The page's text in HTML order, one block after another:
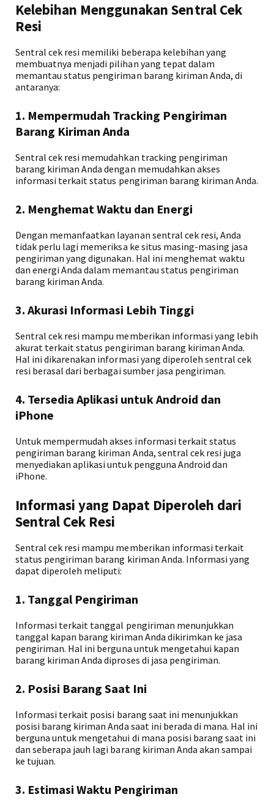
Kelebihan Menggunakan Sentral Cek
Resi
Sentral cek resi memiliki beberapa kelebihan yang
membuatnya menjadi pilihan yang tepat dalam
memantau status pengiriman barang kiriman Anda, di
antaranya:
1. Mempermudah Tracking Pengiriman
Barang Kiriman Anda
Sentral cek resi memudahkan tracking pengiriman
barang kiriman Anda dengan memudahkan akses
informasi terkait status pengiriman barang kiriman Anda.
2. Menghemat Waktu dan Energi
Dengan memanfaatkan layanan sentral cek resi, Anda
tidak perlu lagi memeriksa ke situs masing-masing jasa
pengiriman yang digunakan. Hal ini menghemat waktu
dan energi Anda dalam memantau status pengiriman
barang kiriman Anda.
3. Akurasi Informasi Lebih Tinggi
Sentral cek resi mampu memberikan informasi yang lebih
akurat terkait status pengiriman barang kiriman Anda.
Hal ini dikarenakan informasi yang diperoleh sentral cek
resi berasal dari berbagai sumber jasa pengiriman.
4. Tersedia Aplikasi untuk Android dan
iPhone
Untuk mempermudah akses informasi terkait status
pengiriman barang kiriman Anda, sentral cek resi juga
menyediakan aplikasi untuk pengguna Android dan
iPhone.
Informasi yang Dapat Diperoleh dari
Sentral Cek Resi
Sentral cek resi mampu memberikan informasi terkait
status pengiriman barang kiriman Anda. Informasi yang
dapat diperoleh meliputi:
1. Tanggal Pengiriman
Informasi terkait tanggal pengiriman menunjukkan
tanggal kapan barang kiriman Anda dikirimkan ke jasa
pengiriman. Hal ini berguna untuk mengetahui kapan
barang kiriman Anda diproses di jasa pengiriman.
2. Posisi Barang Saat Ini
Informasi terkait posisi barang saat ini menunjukkan
posisi barang kiriman Anda saat ini berada di mana. Hal ini
berguna untuk mengetahui di mana posisi barang saat ini
dan seberapa jauh lagi barang kiriman Anda akan sampai
ke tujuan.
3. Estimasi Waktu Pengiriman